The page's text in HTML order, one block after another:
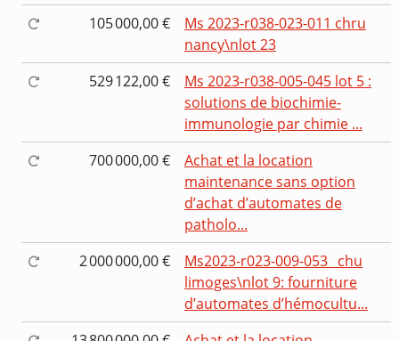
105 000,00 €
Ms 2023-r038-023-011 chru
nancy\nlot 23
529 122,00 €
Ms 2023-r038-005-045 lot 5 :
solutions de biochimie-
immunologie par chimie ...
700 000,00 €
Achat et la location
maintenance sans option
d’achat d’automates de
patholo...
2 000 000,00 €
Ms2023-r023-009-053_ chu
limoges\nlot 9: fourniture
d’automates d’hémocultu...